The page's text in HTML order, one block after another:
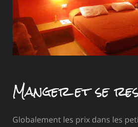
Manger et se
Globalement les prix dans les